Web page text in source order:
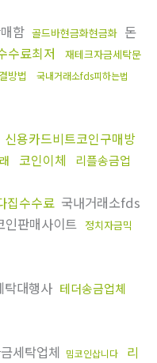
함 골드바현금화현금화 돈
수료최저
재테크자금세탁문
방법
국내거래소fds피하는법
신용카드비트코인구매방
코인이체
리플송금업
집수수료 국내거래소fds
인판매사이트 정치자금믹
탁대행사 테더송금업체
세탁업체 밈코인삽니다
리